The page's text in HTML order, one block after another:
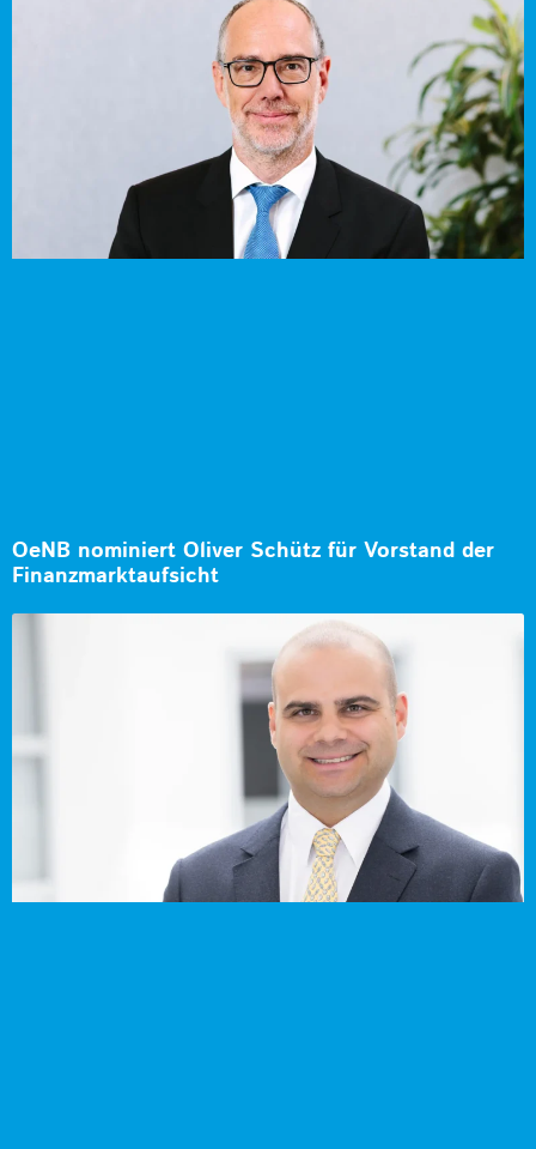
OeNB nominiert Oliver Schütz für Vorstand der
Finanzmarktaufsicht